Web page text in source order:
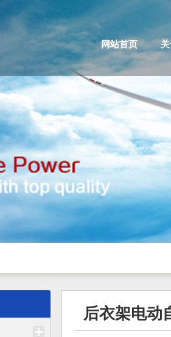
网站首页
后衣架电动